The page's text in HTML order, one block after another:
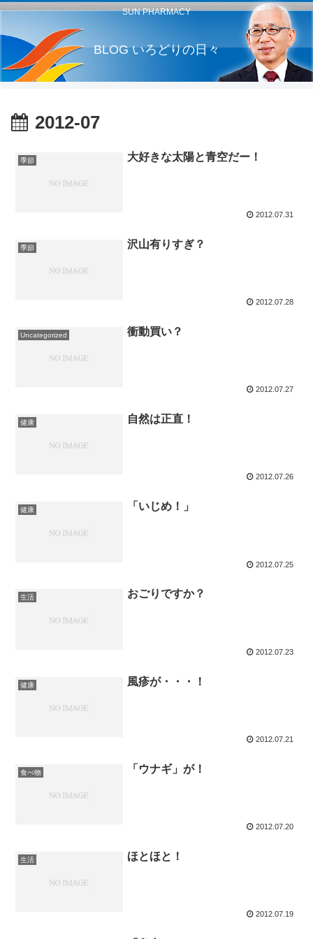
SUN PHARMACY
BLOG いろどりの日々
2012-07
季節 大好きな太陽と青空だー！
2012.07.31
季節 沢山有りすぎ？
2012.07.28
Uncategorized 衝動買い？
2012.07.27
健康 自然は正直！
2012.07.26
健康 「いじめ！」
2012.07.25
生活 おごりですか？
2012.07.23
健康 風疹が・・・！
2012.07.21
食べ物 「ウナギ」が！
2012.07.20
生活 ほとほと！
2012.07.19